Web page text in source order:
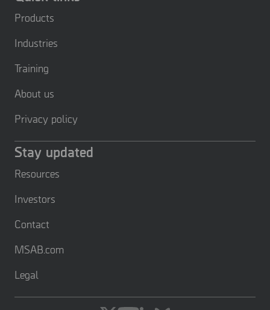
Products
Industries
Training
About us
Privacy policy
Stay updated
Resources
Investors
Contact
MSAB.com
Legal